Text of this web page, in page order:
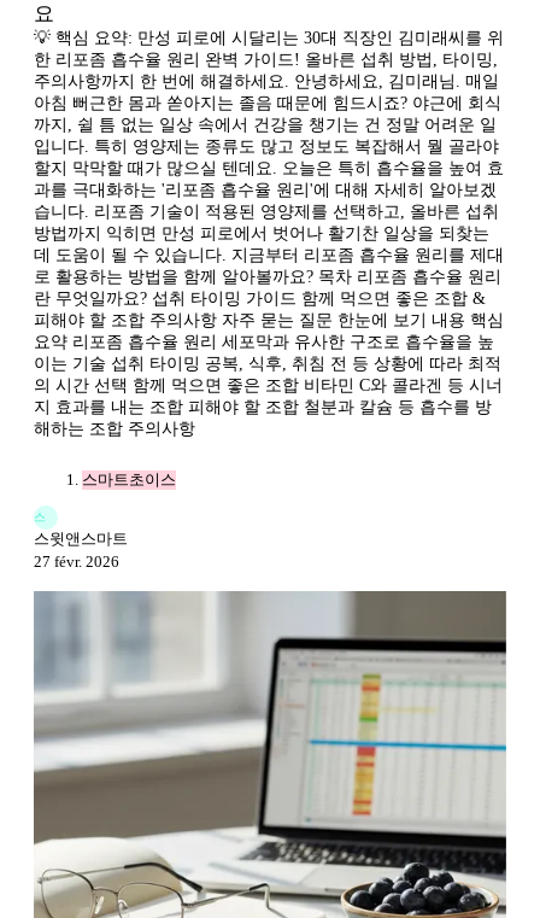
요
💡 핵심 요약: 만성 피로에 시달리는 30대 직장인 김미래씨를 위
한 리포좀 흡수율 원리 완벽 가이드! 올바른 섭취 방법, 타이밍,
주의사항까지 한 번에 해결하세요. 안녕하세요, 김미래님. 매일
아침 뻐근한 몸과 쏟아지는 졸음 때문에 힘드시죠? 야근에 회식
까지, 쉴 틈 없는 일상 속에서 건강을 챙기는 건 정말 어려운 일
입니다. 특히 영양제는 종류도 많고 정보도 복잡해서 뭘 골라야
할지 막막할 때가 많으실 텐데요. 오늘은 특히 흡수율을 높여 효
과를 극대화하는 '리포좀 흡수율 원리'에 대해 자세히 알아보겠
습니다. 리포좀 기술이 적용된 영양제를 선택하고, 올바른 섭취
방법까지 익히면 만성 피로에서 벗어나 활기찬 일상을 되찾는
데 도움이 될 수 있습니다. 지금부터 리포좀 흡수율 원리를 제대
로 활용하는 방법을 함께 알아볼까요? 목차 리포좀 흡수율 원리
란 무엇일까요? 섭취 타이밍 가이드 함께 먹으면 좋은 조합 &
피해야 할 조합 주의사항 자주 묻는 질문 한눈에 보기 내용 핵심
요약 리포좀 흡수율 원리 세포막과 유사한 구조로 흡수율을 높
이는 기술 섭취 타이밍 공복, 식후, 취침 전 등 상황에 따라 최적
의 시간 선택 함께 먹으면 좋은 조합 비타민 C와 콜라겐 등 시너
지 효과를 내는 조합 피해야 할 조합 철분과 칼슘 등 흡수를 방
해하는 조합 주의사항
스마트초이스
스
스윗앤스마트
27 févr. 2026